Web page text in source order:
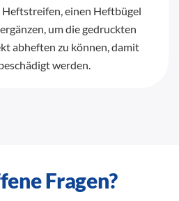
einen Heftbügel
um die gedruckten
abheften zu können, damit
werden.
Fragen?